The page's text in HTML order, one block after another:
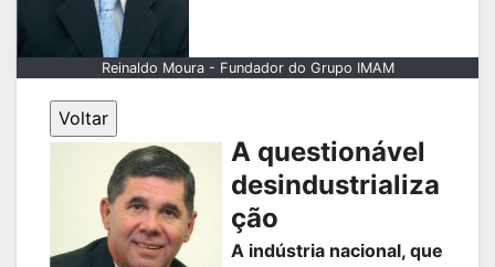
Reinaldo Moura - Fundador do Grupo IMAM
A questionável
desindustrializa
ção
A indústria nacional, que